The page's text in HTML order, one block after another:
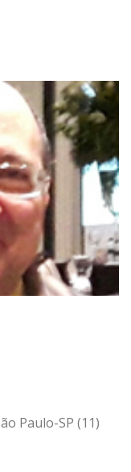
Paulo-SP (11)